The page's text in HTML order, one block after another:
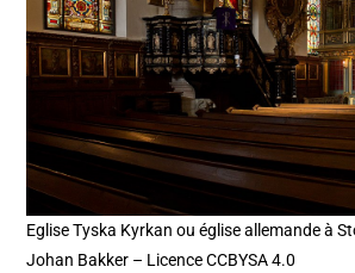
Eglise Tyska Kyrkan ou église allemande à
Johan Bakker – Licence CCBYSA 4.0